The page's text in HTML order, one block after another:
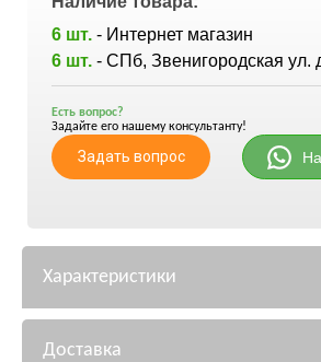
6 шт. - Интернет магазин
6 шт. - СПб, Звенигородская ул.
Есть вопрос?
Задайте его нашему консультанту!
Задать вопрос
Характеристики
Доставка